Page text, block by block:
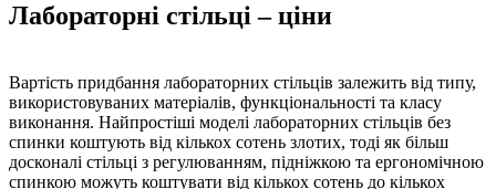
Лабораторні стільці – ціни
Вартість придбання лабораторних стільців залежить від типу,
використовуваних матеріалів, функціональності та класу
виконання. Найпростіші моделі лабораторних стільців без
спинки коштують від кількох сотень злотих, тоді як більш
досконалі стільці з регулюванням, підніжкою та ергономічною
спинкою можуть коштувати від кількох сотень до кількох